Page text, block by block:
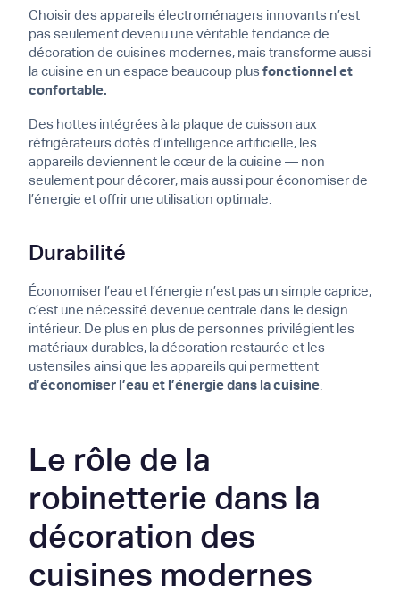
Choisir des appareils électroménagers innovants n’est
pas seulement devenu une véritable tendance de
décoration de cuisines modernes, mais transforme aussi
la cuisine en un espace beaucoup plus fonctionnel et
confortable.
Des hottes intégrées à la plaque de cuisson aux
réfrigérateurs dotés d’intelligence artificielle, les
appareils deviennent le cœur de la cuisine — non
seulement pour décorer, mais aussi pour économiser de
l’énergie et offrir une utilisation optimale.
Durabilité
Économiser l’eau et l’énergie n’est pas un simple caprice,
c’est une nécessité devenue centrale dans le design
intérieur. De plus en plus de personnes privilégient les
matériaux durables, la décoration restaurée et les
ustensiles ainsi que les appareils qui permettent
d’économiser l’eau et l’énergie dans la cuisine.
Le rôle de la
robinetterie dans la
décoration des
cuisines modernes